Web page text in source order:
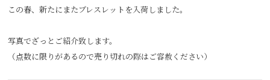
この春、新たにまたブレスレットを入荷しました。
写真でざっとご紹介致します。
（点数に限りがあるので売り切れの際はご容赦ください）